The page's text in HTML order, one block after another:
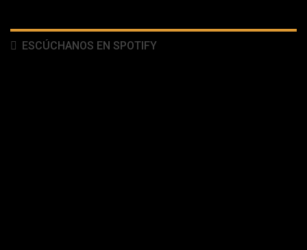
ESCÚCHANOS EN SPOTIFY